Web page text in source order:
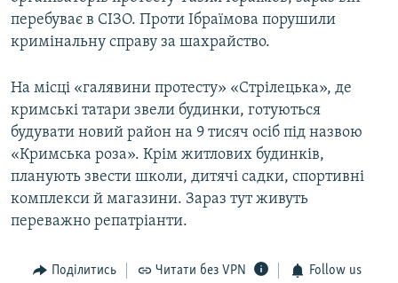
перебуває в СІЗО. Проти Ібраїмова порушили
кримінальну справу за шахрайство.
На місці «галявини протесту» «Стрілецька», де
кримські татари звели будинки, готуються
будувати новий район на 9 тисяч осіб під назвою
«Кримська роза». Крім житлових будинків,
планують звести школи, дитячі садки, спортивні
комплекси й магазини. Зараз тут живуть
переважно репатріанти.
Поділитись Читати без VPN Follow us